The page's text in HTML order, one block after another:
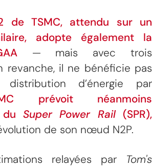
de TSMC, attendu sur un
adopte également la
— mais avec trois
revanche, il ne bénéficie pas
distribution d’énergie par
prévoit néanmoins
du Super Power Rail(SPR),
de son nœud N2P.
relayées par Tom's